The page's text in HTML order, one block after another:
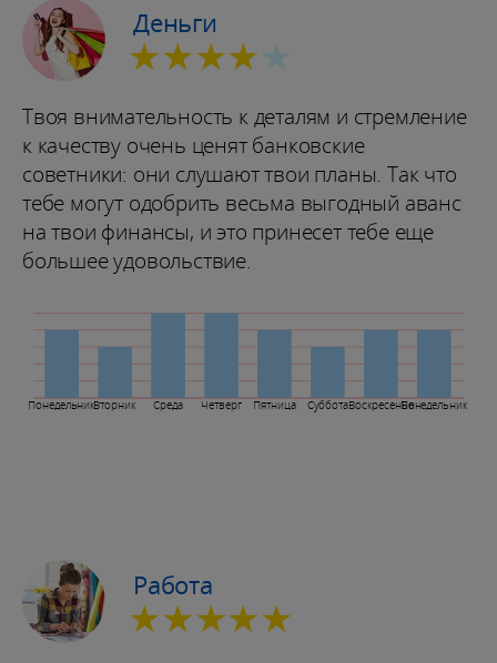
Деньги
★★★★★
ПонедельникВторник Среда Четверг Пятница СубботаВоскресеньеПонедельник
Твоя внимательность к деталям и стремление
к качеству очень ценят банковские
советники: они слушают твои планы. Так что
тебе могут одобрить весьма выгодный аванс
на твои финансы, и это принесет тебе еще
большее удовольствие.
Работа
★★★★★